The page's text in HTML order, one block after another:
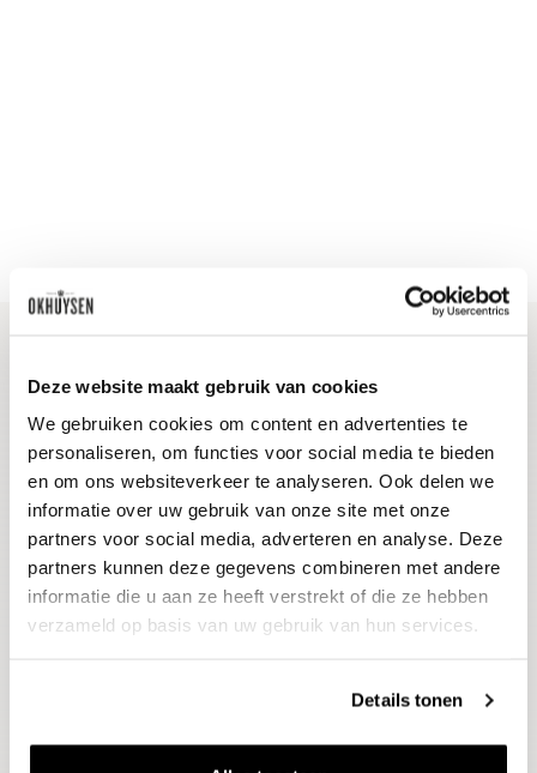
Deze website maakt gebruik van cookies
We gebruiken cookies om content en advertenties te
personaliseren, om functies voor social media te bieden
en om ons websiteverkeer te analyseren. Ook delen we
informatie over uw gebruik van onze site met onze
partners voor social media, adverteren en analyse. Deze
partners kunnen deze gegevens combineren met andere
informatie die u aan ze heeft verstrekt of die ze hebben
verzameld op basis van uw gebruik van hun services.
Details tonen
Blijf op de hoogte
Ontvang het laatste wijnnieuws, proeverijen en
evenementen
E-mailadres
Aanmelden